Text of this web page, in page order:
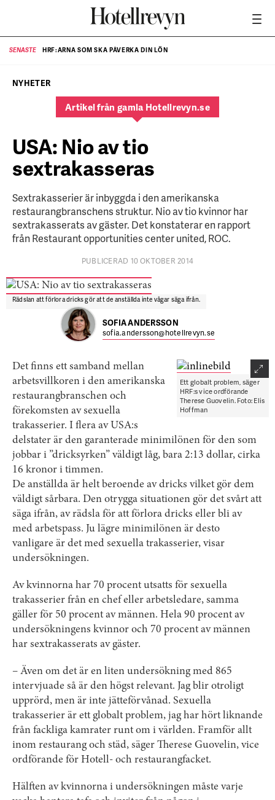
SENASTE HRF:ARNA SOM SKA PÅVERKA DIN LÖN
NYHETER
Artikel från gamla Hotellrevyn.se
USA: Nio av tio
sextrakasseras
Sextrakasserier är inbyggda i den amerikanska
restaurangbranschens struktur. Nio av tio kvinnor har
sextrakasserats av gäster. Det konstaterar en rapport
från Restaurant opportunities center united, ROC.
PUBLICERAD 10 OKTOBER 2014
Rädslan att förlora dricks gör att de anställda inte vågar säga ifrån.
SOFIA ANDERSSON
sofia.andersson@hotellrevyn.se
Ett globalt problem, säger
HRF:s vice ordförande
Therese Guovelin. Foto: Elis
Hoffman
Det finns ett samband mellan
arbetsvillkoren i den amerikanska
restaurangbranschen och
förekomsten av sexuella
trakasserier. I flera av USA:s
delstater är den garanterade minimilönen för den som
jobbar i ”dricksyrken” väldigt låg, bara 2:13 dollar, cirka
16 kronor i timmen.
De anställda är helt beroende av dricks vilket gör dem
väldigt sårbara. Den otrygga situationen gör det svårt att
säga ifrån, av rädsla för att förlora dricks eller bli av
med arbetspass. Ju lägre minimilönen är desto
vanligare är det med sexuella trakasserier, visar
undersökningen.
Av kvinnorna har 70 procent utsatts för sexuella
trakasserier från en chef eller arbetsledare, samma
gäller för 50 procent av männen. Hela 90 procent av
undersökningens kvinnor och 70 procent av männen
har sextrakasserats av gäster.
– Även om det är en liten undersökning med 865
intervjuade så är den högst relevant. Jag blir otroligt
upprörd, men är inte jätteförvånad. Sexuella
trakasserier är ett globalt problem, jag har hört liknande
från fackliga kamrater runt om i världen. Framför allt
inom restaurang och städ, säger Therese Guovelin, vice
ordförande för Hotell- och restaurangfacket.
Hälften av kvinnorna i undersökningen måste varje